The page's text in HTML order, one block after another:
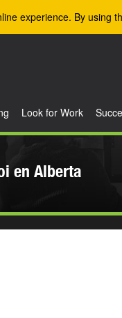
experience. By using
Look for Work
en Alberta